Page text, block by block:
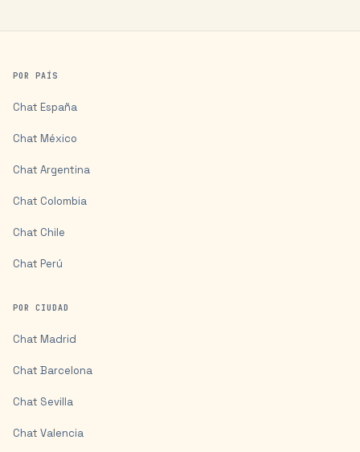
POR PAÍS
Chat España
Chat México
Chat Argentina
Chat Colombia
Chat Chile
Chat Perú
POR CIUDAD
Chat Madrid
Chat Barcelona
Chat Sevilla
Chat Valencia